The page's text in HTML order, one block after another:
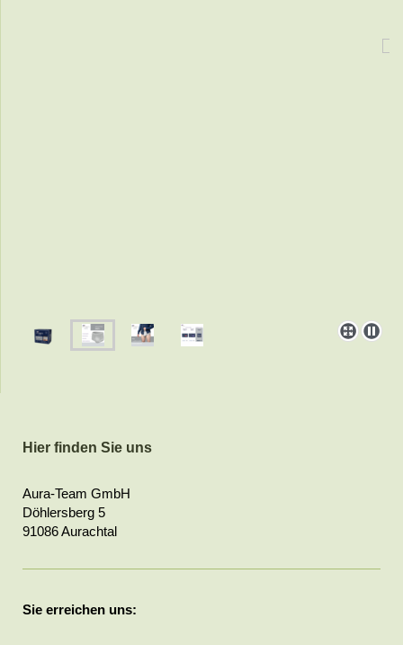
Hier finden Sie uns
Aura-Team GmbH
Döhlersberg 5
91086 Aurachtal
Sie erreichen uns: